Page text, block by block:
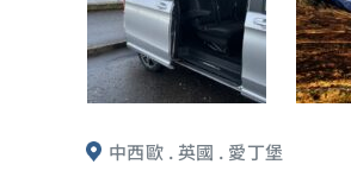
中西歐 . 英國 . 愛丁堡